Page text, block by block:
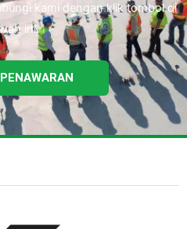
kami dengan klik tombol di
ini.